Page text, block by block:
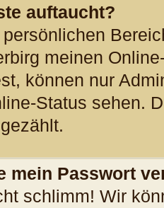
auftaucht?
meinen
können nur
Status sehen.
mein Passwort
schlimm! Wir